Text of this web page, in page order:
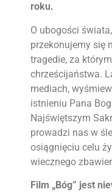
roku.
O ubogości
przekonujemy się
tragedie, za
chrześcijaństwa.
mediach,
istnieniu Pana
Najświętszym
prowadzi nas w
osiągnięciu celu
wiecznego
Film „Bóg” jest